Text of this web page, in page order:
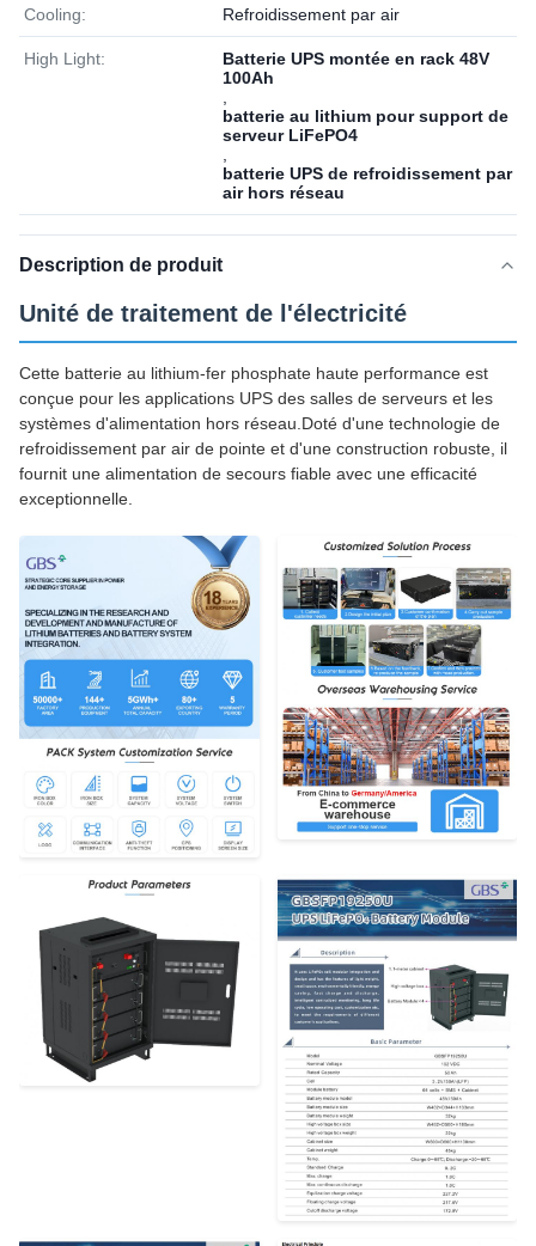
Cooling: Refroidissement par air
High Light:
Batterie UPS montée en rack 48V
100Ah
batterie au lithium pour support de
serveur LiFePO4
batterie UPS de refroidissement par
air hors réseau
Description de produit
Unité de traitement de l'électricité
Cette batterie au lithium-fer phosphate haute performance est
conçue pour les applications UPS des salles de serveurs et les
systèmes d'alimentation hors réseau.Doté d'une technologie de
refroidissement par air de pointe et d'une construction robuste, il
fournit une alimentation de secours fiable avec une efficacité
exceptionnelle.